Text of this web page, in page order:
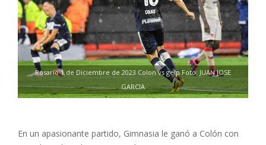
Rosario 1 de Diciembre de 2023 Colon vs gelp Foto: JUAN JOSE
GARCIA
En un apasionante partido, Gimnasia le ganó a Colón con